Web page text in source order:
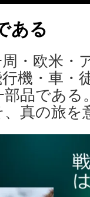
ある
・欧米・
機・車・
品である
真の旅を